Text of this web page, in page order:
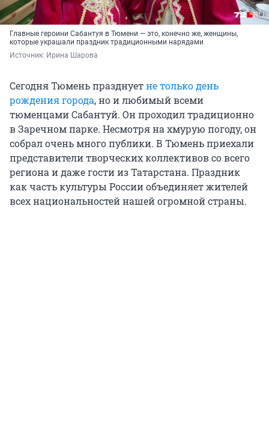
Главные героини Сабантуя в Тюмени — это, конечно же, женщины,
которые украшали праздник традиционными нарядами
Источник: Ирина Шарова
Сегодня Тюмень празднуетне только день
рождения города, но и любимый всеми
тюменцами Сабантуй. Он проходил традиционно
в Заречном парке. Несмотря на хмурую погоду, он
собрал очень много публики. В Тюмень приехали
представители творческих коллективов со всего
региона и даже гости из Татарстана. Праздник
как часть культуры России объединяет жителей
всех национальностей нашей огромной страны.